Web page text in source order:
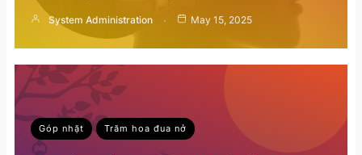
System Administration May 15, 2025
Góp nhặt Trăm hoa đua nở